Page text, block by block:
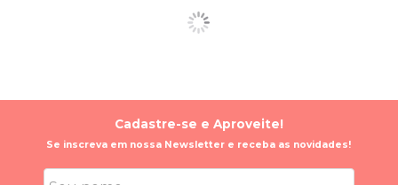
Cadastre-se e Aproveite!
Se inscreva em nossa Newsletter e receba as novidades!